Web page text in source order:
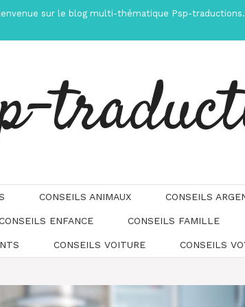
sur le blog multi-thématique Psp-
CONSEILS ANIMAUX CONSEILS
ENFANCE CONSEILS FAMILLE
CONSEILS VOITURE CONSEILS
Automatically
Hierarchic